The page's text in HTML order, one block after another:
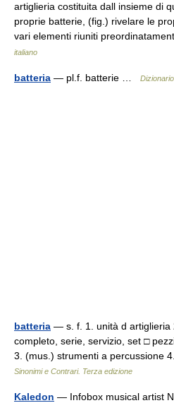
artiglieria costituita dall insieme di
proprie batterie, (fig.) rivelare le
vari elementi riuniti
italiano
batteria — pl.f. batterie …
batteria — s. f. 1. unità d artiglieria
completo, serie, servizio, set □
3. (mus.) strumenti a percussione
Sinonimi e Contrari. Terza edizione
Kaledon — Infobox musical artist